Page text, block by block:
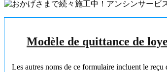
Modèle de quittance de
Les autres noms de ce formulaire incluent le